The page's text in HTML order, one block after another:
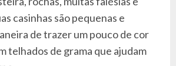
casinhas são pequenas e
de trazer um pouco de cor
telhados de grama que ajudam